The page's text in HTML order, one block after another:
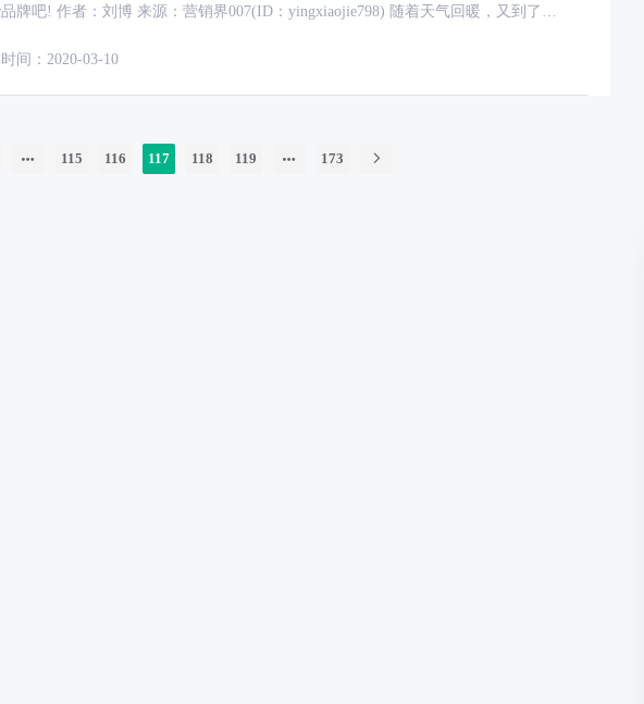
销界007(ID：yingxiaojie798) 随着天气回暖，又到了赏
间：2020-03-10
115 116 117 118 119 173